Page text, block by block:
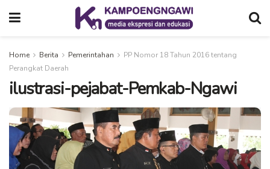
Home Berita Pemerintahan
PP Nomor 18 Tahun 2016 tentang
Perangkat Daerah
ilustrasi-pejabat-Pemkab-Ngawi